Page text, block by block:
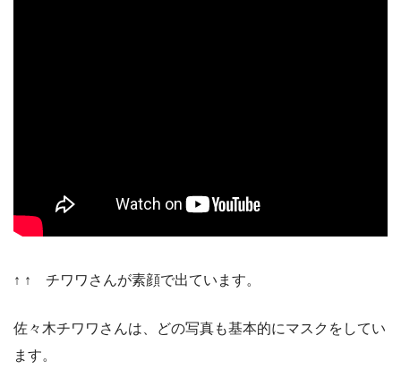
↑ ↑ チワワさんが素顔で出ています。
佐々木チワワさんは、どの写真も基本的にマスクをしてい
ます。